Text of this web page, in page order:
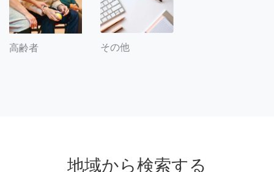
高齢者 その他
地域から検索する